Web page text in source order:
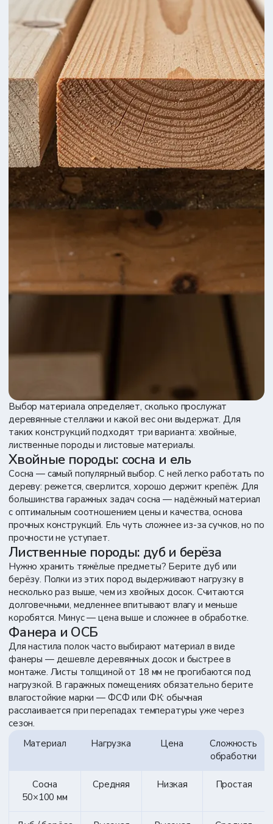
Выбор материала определяет, сколько прослужат
деревянные стеллажи и какой вес они выдержат. Для
таких конструкций подходят три варианта: хвойные,
лиственные породы и листовые материалы.
Хвойные породы: сосна и ель
Сосна — самый популярный выбор. С ней легко работать по
дереву: режется, сверлится, хорошо держит крепёж. Для
большинства гаражных задач сосна — надёжный материал
с оптимальным соотношением цены и качества, основа
прочных конструкций. Ель чуть сложнее из-за сучков, но по
прочности не уступает.
Лиственные породы: дуб и берёза
Нужно хранить тяжёлые предметы? Берите дуб или
берёзу. Полки из этих пород выдерживают нагрузку в
несколько раз выше, чем из хвойных досок. Считаются
долговечными, медленнее впитывают влагу и меньше
коробятся. Минус — цена выше и сложнее в обработке.
Фанера и ОСБ
Для настила полок часто выбирают материал в виде
фанеры — дешевле деревянных досок и быстрее в
монтаже. Листы толщиной от 18 мм не прогибаются под
нагрузкой. В гаражных помещениях обязательно берите
влагостойкие марки — ФСФ или ФК: обычная
расслаивается при перепадах температуры уже через
сезон.
Материал
Нагрузка Цена
Сложность
обработки
Сосна
50×100 мм
Средняя Низкая Простая